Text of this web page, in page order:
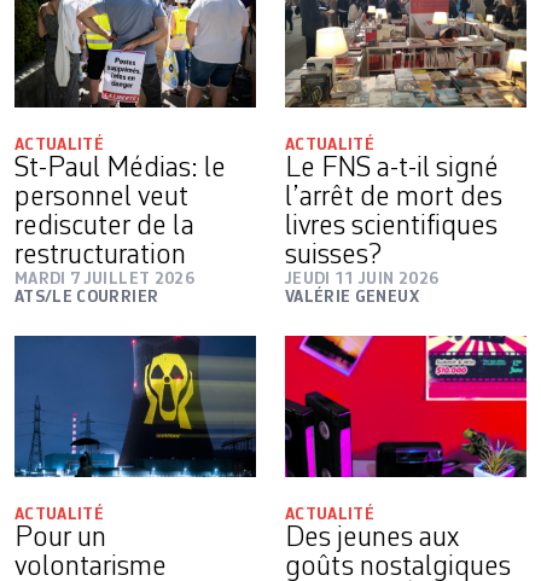
ACTUALITÉ
St-Paul Médias: le
personnel veut
rediscuter de la
restructuration
MARDI 7 JUILLET 2026
ATS/LE COURRIER
ACTUALITÉ
Le FNS a-t-il signé
l’arrêt de mort des
livres scientifiques
suisses?
JEUDI 11 JUIN 2026
VALÉRIE GENEUX
ACTUALITÉ
Pour un
volontarisme
ACTUALITÉ
Des jeunes aux
goûts nostalgiques